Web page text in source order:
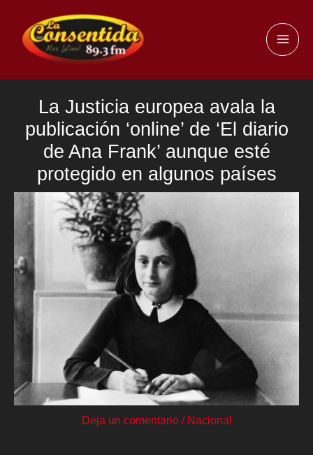
contenido
La Justicia europea avala la
publicación ‘online’ de ‘El diario
de Ana Frank’ aunque esté
protegido en algunos países
Deja un comentario / Nacional